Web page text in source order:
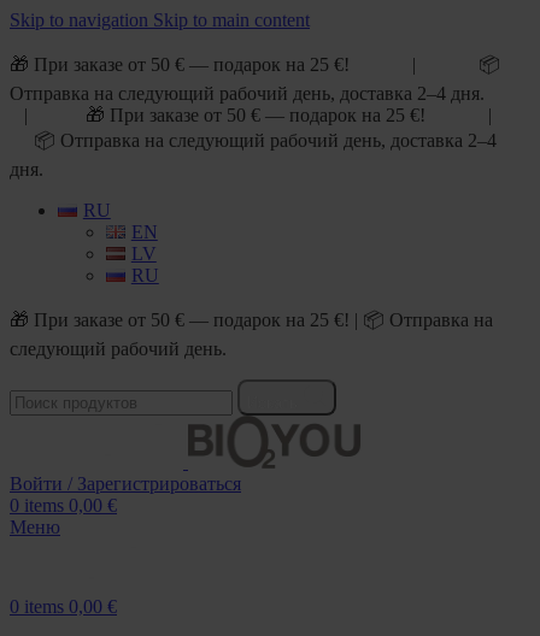
Skip to navigation Skip to main content
🎁 При заказе от 50 € — подарок на 25 €! | 📦
Отправка на следующий рабочий день, доставка 2–4 дня.
| 🎁 При заказе от 50 € — подарок на 25 €! |
📦 Отправка на следующий рабочий день, доставка 2–4
дня.
RU
EN
LV
RU
🎁 При заказе от 50 € — подарок на 25 €! | 📦 Отправка на
следующий рабочий день.
Войти / Зарегистрироваться
0 items 0,00 €
Меню
0 items 0,00 €